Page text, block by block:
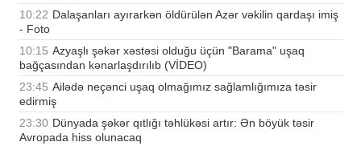
10:22 Dalaşanları ayırarkən öldürülən Azər vəkilin qardaşı imiş
- Foto
10:15 Azyaşlı şəkər xəstəsi olduğu üçün "Barama" uşaq
bağçasından kənarlaşdırılıb (VİDEO)
23:45 Ailədə neçənci uşaq olmağımız sağlamlığımıza təsir
edirmiş
23:30 Dünyada şəkər qıtlığı təhlükəsi artır: Ən böyük təsir
Avropada hiss olunacaq